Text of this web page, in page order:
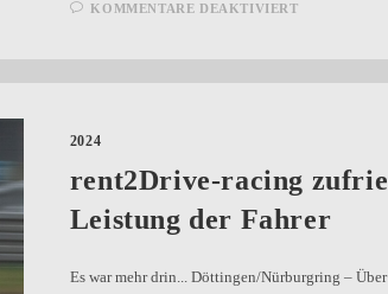
KOMMENTARE DEAKTIVIERT
2024
rent2Drive-racing
Leistung der Fahrer
Es war mehr drin... Döttingen/Nürburgring –